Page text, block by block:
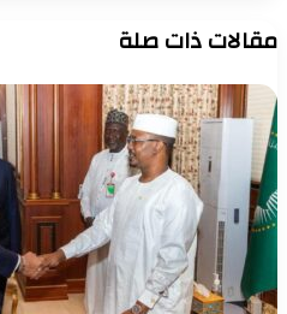
التحقق
وإدارة
تلوث
الهواء
وتغير
المناخ
الصناعية
وزير
والنقل
مع
المستثمرين
الصناعيين
بمحافظة
كفر
الشيخ
بحضور
المحافظ
الساعة
مقالات ذات صلة